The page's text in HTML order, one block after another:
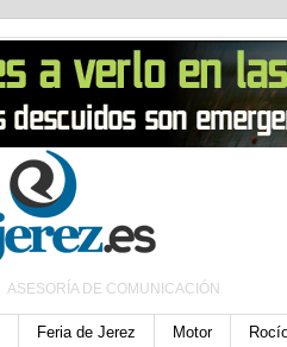
ASESORÍA DE COMUNICACIÓN
Feria de Jerez Motor